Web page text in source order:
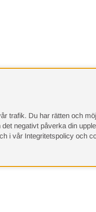
trafik. Du har rätten och
negativt påverka din
i vår Integritetspolicy och